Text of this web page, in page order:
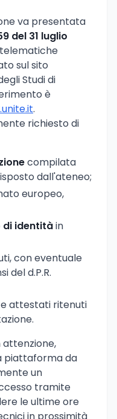
va presentata
del 31 luglio
sul sito
Studi di
è
.
richiesto di
compilata
dall'ateneo;
europeo,
di identitàin
con eventuale
del d.P.R.
e attestati ritenuti
attenzione,
piattaforma da
un
tramite
le ultime ore
in prossimità